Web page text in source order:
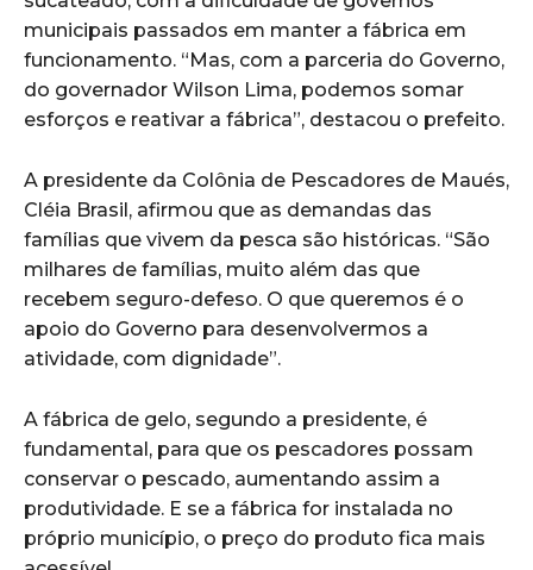
municipais passados em manter a fábrica em
funcionamento. “Mas, com a parceria do Governo,
do governador Wilson Lima, podemos somar
esforços e reativar a fábrica”, destacou o prefeito.
A presidente da Colônia de Pescadores de Maués,
Cléia Brasil, afirmou que as demandas das
famílias que vivem da pesca são históricas. “São
milhares de famílias, muito além das que
recebem seguro-defeso. O que queremos é o
apoio do Governo para desenvolvermos a
atividade, com dignidade”.
A fábrica de gelo, segundo a presidente, é
fundamental, para que os pescadores possam
conservar o pescado, aumentando assim a
produtividade. E se a fábrica for instalada no
próprio município, o preço do produto fica mais